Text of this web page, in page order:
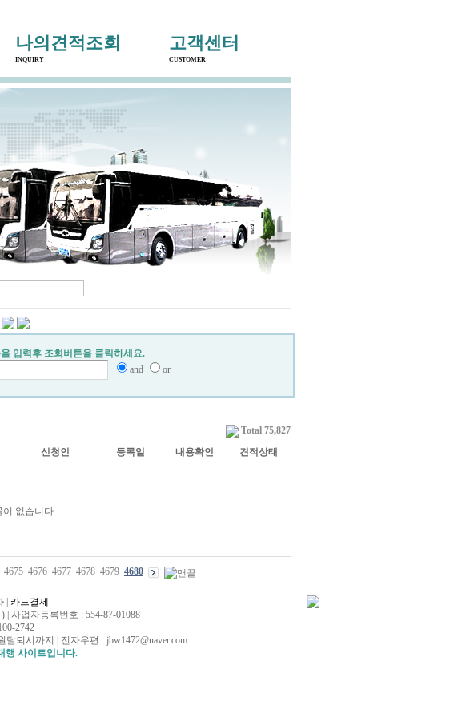
나의견적조회
INQUIRY
고객센터
CUSTOMER
입력후 조회버튼을 클릭하세요.
and
or
Total 75,827
신청인 등록일 내용확인 견적상태
이 없습니다.
4675 4676 4677 4678 4679 4680
카드결제
사업자등록번호 : 554-87-01088
2742
퇴시까지 | 전자우편 : jbw1472@naver.com
행 사이트입니다.